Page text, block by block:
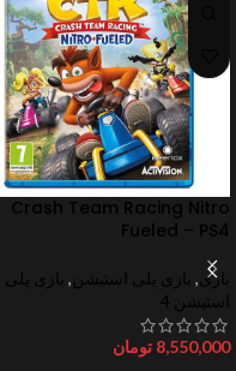
Crash Team Racing Nitro
Fueled – PS4
بازی, بازی پلی استیشن , بازی پلی
استیشن 4
8,550,000 تومان